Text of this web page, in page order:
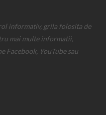
informativ, grila folosita de
mai multe informatii,
Facebook, YouTube sau